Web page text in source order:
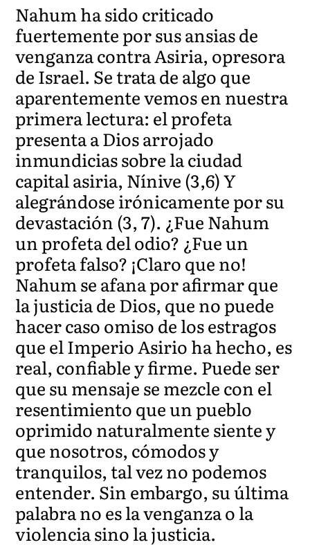
Nahum ha sido criticado
fuertemente por sus ansias de
venganza contra Asiria, opresora
de Israel. Se trata de algo que
aparentemente vemos en nuestra
primera lectura: el profeta
presenta a Dios arrojado
inmundicias sobre la ciudad
capital asiria, Nínive (3,6) Y
alegrándose irónicamente por su
devastación (3, 7). ¿Fue Nahum
un profeta del odio? ¿Fue un
profeta falso? ¡Claro que no!
Nahum se afana por afirmar que
la justicia de Dios, que no puede
hacer caso omiso de los estragos
que el Imperio Asirio ha hecho, es
real, confiable y firme. Puede ser
que su mensaje se mezcle con el
resentimiento que un pueblo
oprimido naturalmente siente y
que nosotros, cómodos y
tranquilos, tal vez no podemos
entender. Sin embargo, su última
palabra no es la venganza o la
violencia sino la justicia.